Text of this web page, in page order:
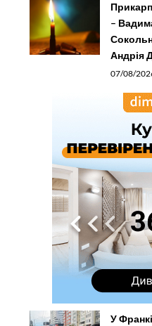
–
Андрія
07/08/
У